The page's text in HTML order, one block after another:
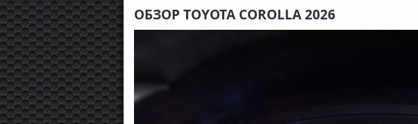
ОБЗОР TOYOTA COROLLA 2026